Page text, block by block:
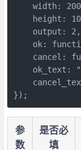
width:
height:
output:
ok:
cancel:
ok_text:
});
参
数
是否必
填